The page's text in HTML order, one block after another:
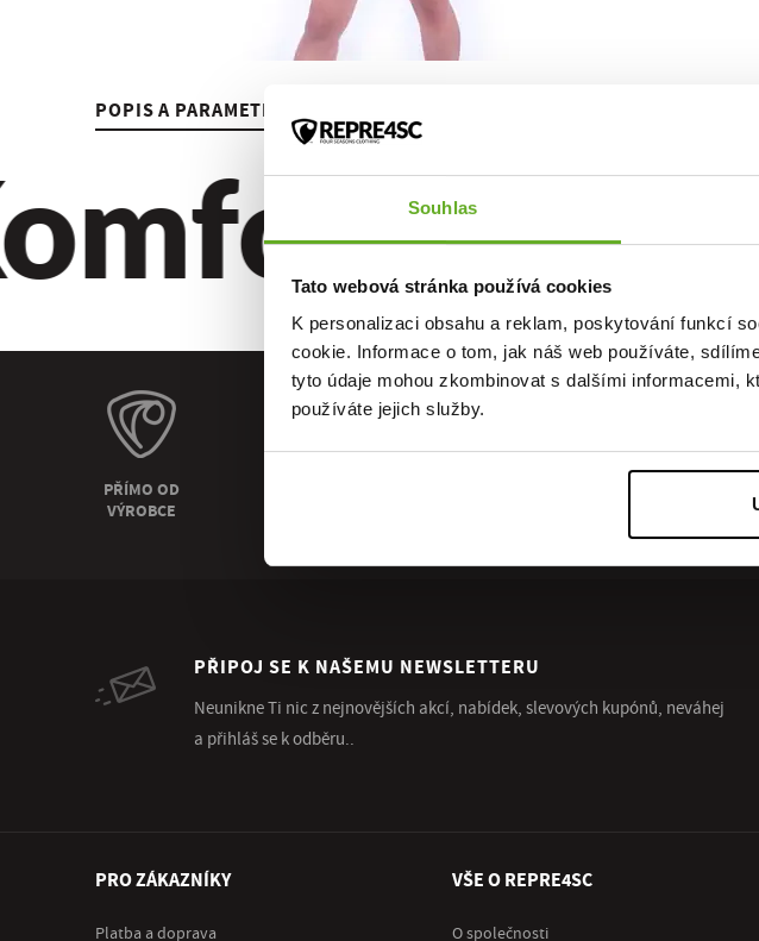
Souhlas
Tato webová stránka používá cookies
K personalizaci obsahu a reklam, poskytování funkcí
cookie. Informace o tom, jak náš web používáte,
tyto údaje mohou zkombinovat s dalšími informacemi,
používáte jejich služby.
POPIS A PARAMETRY
PŘÍMO OD
VÝROBCE
PŘIPOJ SE K NAŠEMU NEWSLETTERU
Neunikne Ti nic z nejnovějších akcí, nabídek, slevových kupónů, neváhej
a přihláš se k odběru..
PRO ZÁKAZNÍKY
Platba a doprava
VŠE O REPRE4SC
O společnosti